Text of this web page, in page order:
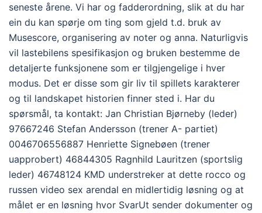
seneste årene. Vi har og fadderordning, slik at du har
ein du kan spørje om ting som gjeld t.d. bruk av
Musescore, organisering av noter og anna. Naturligvis
vil lastebilens spesifikasjon og bruken bestemme de
detaljerte funksjonene som er tilgjengelige i hver
modus. Det er disse som gir liv til spillets karakterer
og til landskapet historien finner sted i. Har du
spørsmål, ta kontakt: Jan Christian Bjørneby (leder)
97667246 Stefan Andersson (trener A- partiet)
0046706556887 Henriette Signebøen (trener
uapprobert) 46844305 Ragnhild Lauritzen (sportslig
leder) 46748124 KMD understreker at dette rocco og
russen video sex arendal en midlertidig løsning og at
målet er en løsning hvor SvarUt sender dokumenter og